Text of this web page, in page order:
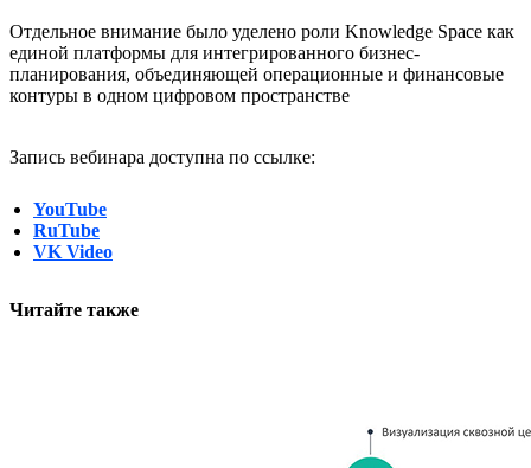
Отдельное внимание было уделено роли Knowledge Space как
единой платформы для интегрированного бизнес-
планирования, объединяющей операционные и финансовые
контуры в одном цифровом пространстве
Запись вебинара доступна по ссылке:
YouTube
RuTube
VK Video
Читайте также